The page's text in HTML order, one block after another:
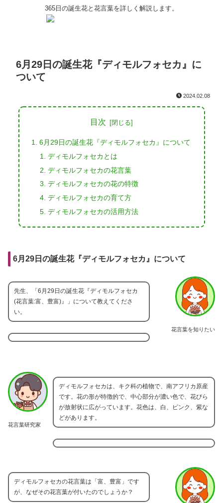
365日の誕生花と花言葉を詳しく解説します。
6月29日の誕生花『ディモルフォセカ』に
ついて
2024.02.08
目次
6月29日の誕生花『ディモルフォセカ』について
ディモルフォセカとは
ディモルフォセカの花言葉
ディモルフォセカの花の特徴
ディモルフォセカの育て方
ディモルフォセカの活用方法
6月29日の誕生花『ディモルフォセカ』について
花言葉を知りたい
先生、「6月29日の誕生花『ディモルフォセカ
(花言葉:富、豊富)』」について教えてくださ
い。
花言葉研究家
ディモルフォセカは、キク科の植物で、南アフリカ原産
です。花の形が特徴的で、中心部分が濃い色で、花びら
が放射状に広がっています。花色は、白、ピンク、紫な
どがあります。
ディモルフォセカの花言葉は「富、豊富」です
が、なぜその花言葉が付いたのでしょうか？